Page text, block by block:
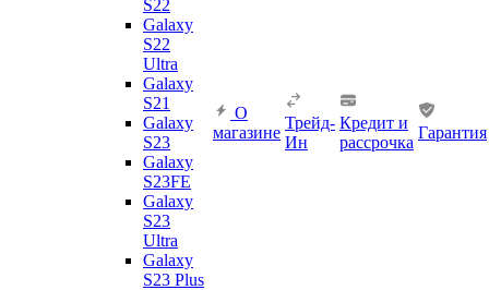
S22
Galaxy
S22
Ultra
Galaxy
S21
Galaxy
S23
Galaxy
S23FE
Galaxy
S23
Ultra
Galaxy
S23 Plus
О
магазине
Трейд-
Ин
Кредит и
рассрочка
Гарантия